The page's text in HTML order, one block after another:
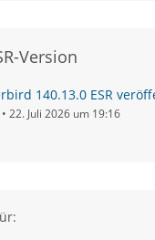
Version
140.13.0 ESR
22. Juli 2026 um 19:16